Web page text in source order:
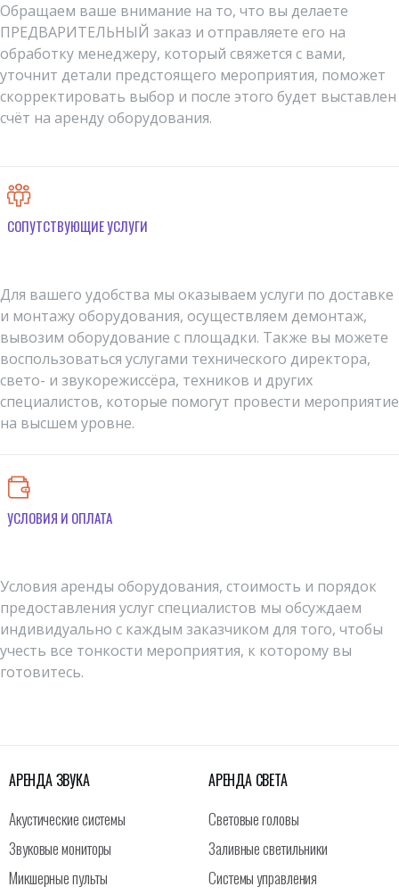
Обращаем ваше внимание на то, что вы делаете
ПРЕДВАРИТЕЛЬНЫЙ заказ и отправляете его на
обработку менеджеру, который свяжется с вами,
уточнит детали предстоящего мероприятия, поможет
скорректировать выбор и после этого будет выставлен
счёт на аренду оборудования.
СОПУТСТВУЮЩИЕ УСЛУГИ
Для вашего удобства мы оказываем услуги по доставке
и монтажу оборудования, осуществляем демонтаж,
вывозим оборудование с площадки. Также вы можете
воспользоваться услугами технического директора,
свето- и звукорежиссёра, техников и других
специалистов, которые помогут провести мероприятие
на высшем уровне.
УСЛОВИЯ И ОПЛАТА
Условия аренды оборудования, стоимость и порядок
предоставления услуг специалистов мы обсуждаем
индивидуально с каждым заказчиком для того, чтобы
учесть все тонкости мероприятия, к которому вы
готовитесь.
АРЕНДА ЗВУКА
Акустические системы
Звуковые мониторы
Микшерные пульты
АРЕНДА СВЕТА
Световые головы
Заливные светильники
Системы управления